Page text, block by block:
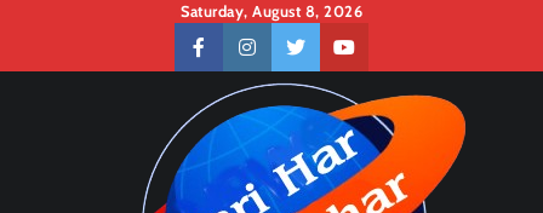
content
Saturday, August 8, 2026
facebookinstagramtwitteryoutube